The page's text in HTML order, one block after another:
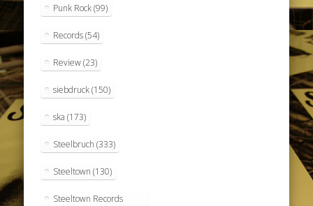
Punk Rock(99)
Records(54)
Review(23)
siebdruck(150)
ska (173)
Steelbruch (333)
Steeltown (130)
Steeltown Records